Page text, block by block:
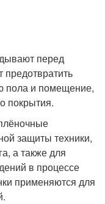
перед
предотвратить
пола и помещение,
покрытия.
защиты техники,
а также для
в процессе
применяются для